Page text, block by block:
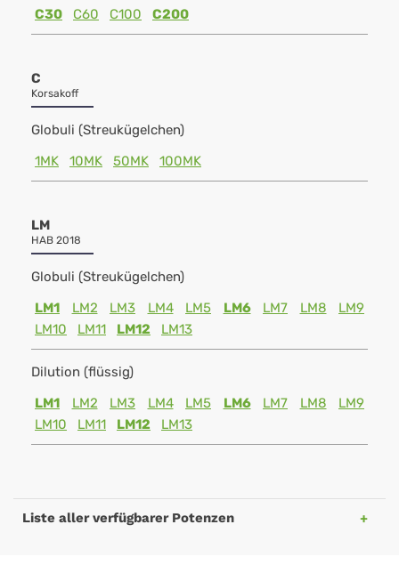
C30
C60 C100 C200
C
Korsakoff
Globuli (Streukügelchen)
1MK
10MK 50MK 100MK
LM
HAB 2018
Globuli (Streukügelchen)
LM1
LM2 LM3 LM4 LM5 LM6 LM7 LM8
LM9
LM10
LM11 LM12 LM13
Dilution (flüssig)
LM1
LM2 LM3 LM4 LM5 LM6 LM7 LM8
LM9
LM10
LM11 LM12 LM13
Liste aller verfügbarer Potenzen